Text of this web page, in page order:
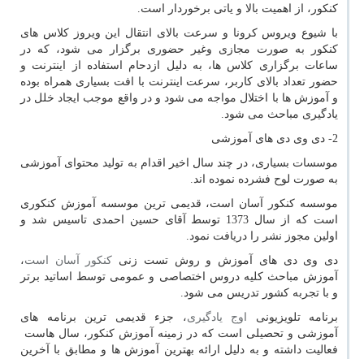
کنکور، از اهمیت بالا و یاتی برخوردار است.
با شیوع ویروس کرونا و سرعت بالای انتقال این ویروز کلاس های
کنکور به صورت مجازی وغیر حضوری برگزار می شود، که در
ساعات برگزاری کلاس ها، به دلیل ازدحام استفاده از اینترنت و
حضور تعداد بالای کاربر، سرعت اینترنت با افت بسیاری همراه بوده
و آموزش ها با اختلال مواجه می شود و در واقع موجب ایجاد خلل در
یادگیری مباحث می شود.
2- دی وی دی های آموزشی
موسسات بسیاری، در چند سال اخیر اقدام به تولید محتوای آموزشی
به صورت لوح فشرده نموده اند.
موسسه کنکور آسان است، قدیمی ترین موسسه آموزش کنکوری
است که از سال 1373 توسط آقای حسین احمدی تاسیس شد و
اولین مجوز نشر را دریافت نمود.
دی وی دی های آموزش و روش تست زنی کنکور آسان است،
آموزش مباحث کلیه دروس اختصاصی و عمومی توسط اساتید برتر
و با تجربه کشور تدریس می شود.
برنامه تلویزیونی
اوج یادگیری، جزء قدیمی ترین برنامه های
آموزشی و تحصیلی است که در زمینه آموزش کنکور، سال هاست
فعالیت داشته و به دلیل ارائه بهترین آموزش ها و مطابق با آخرین